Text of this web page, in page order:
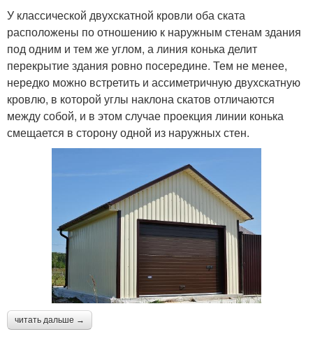
У классической двухскатной кровли оба ската
расположены по отношению к наружным стенам здания
под одним и тем же углом, а линия конька делит
перекрытие здания ровно посередине. Тем не менее,
нередко можно встретить и ассиметричную двухскатную
кровлю, в которой углы наклона скатов отличаются
между собой, и в этом случае проекция линии конька
смещается в сторону одной из наружных стен.
читать дальше →